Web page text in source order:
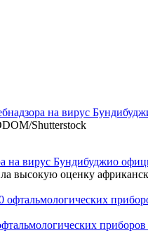
Shutterstock
на вирус Бундибуджио
высокую оценку